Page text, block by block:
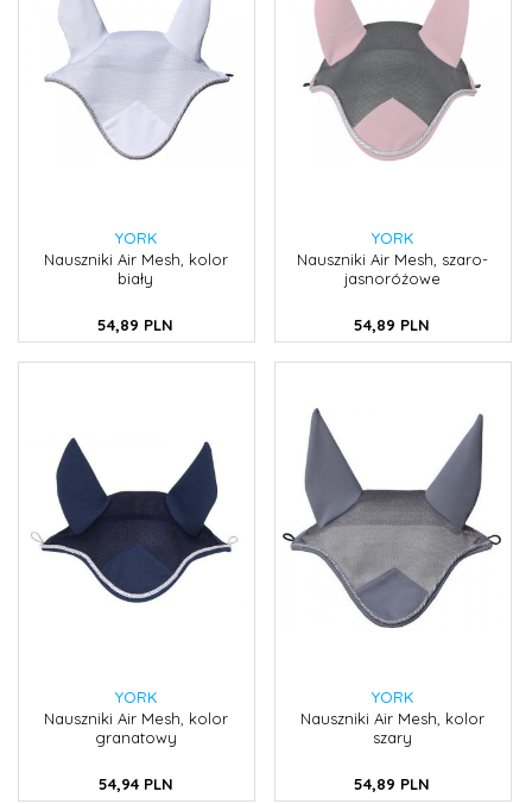
YORK
Nauszniki Air Mesh, kolor
biały
54,89 PLN
YORK
Nauszniki Air Mesh, szaro-
jasnoróżowe
54,89 PLN
YORK
Nauszniki Air Mesh, kolor
granatowy
54,94 PLN
YORK
Nauszniki Air Mesh, kolor
szary
54,89 PLN